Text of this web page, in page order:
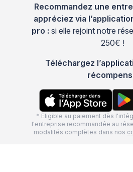
Recommandez une
appréciez via
pro : si elle rejoint notre
250€ !
Téléchargez
* Eligible au paiement dès
l'entreprise recommandée au
modalités complètes dans nos